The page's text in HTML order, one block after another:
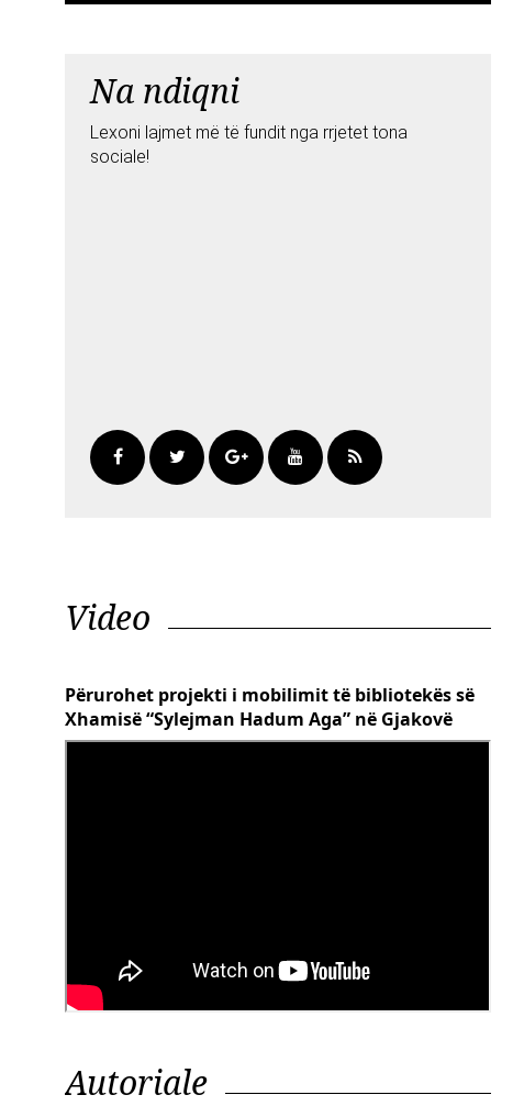
Na ndiqni
Lexoni lajmet më të fundit nga rrjetet tona
sociale!
Video
Përurohet projekti i mobilimit të bibliotekës së
Xhamisë “Sylejman Hadum Aga” në Gjakovë
Autoriale